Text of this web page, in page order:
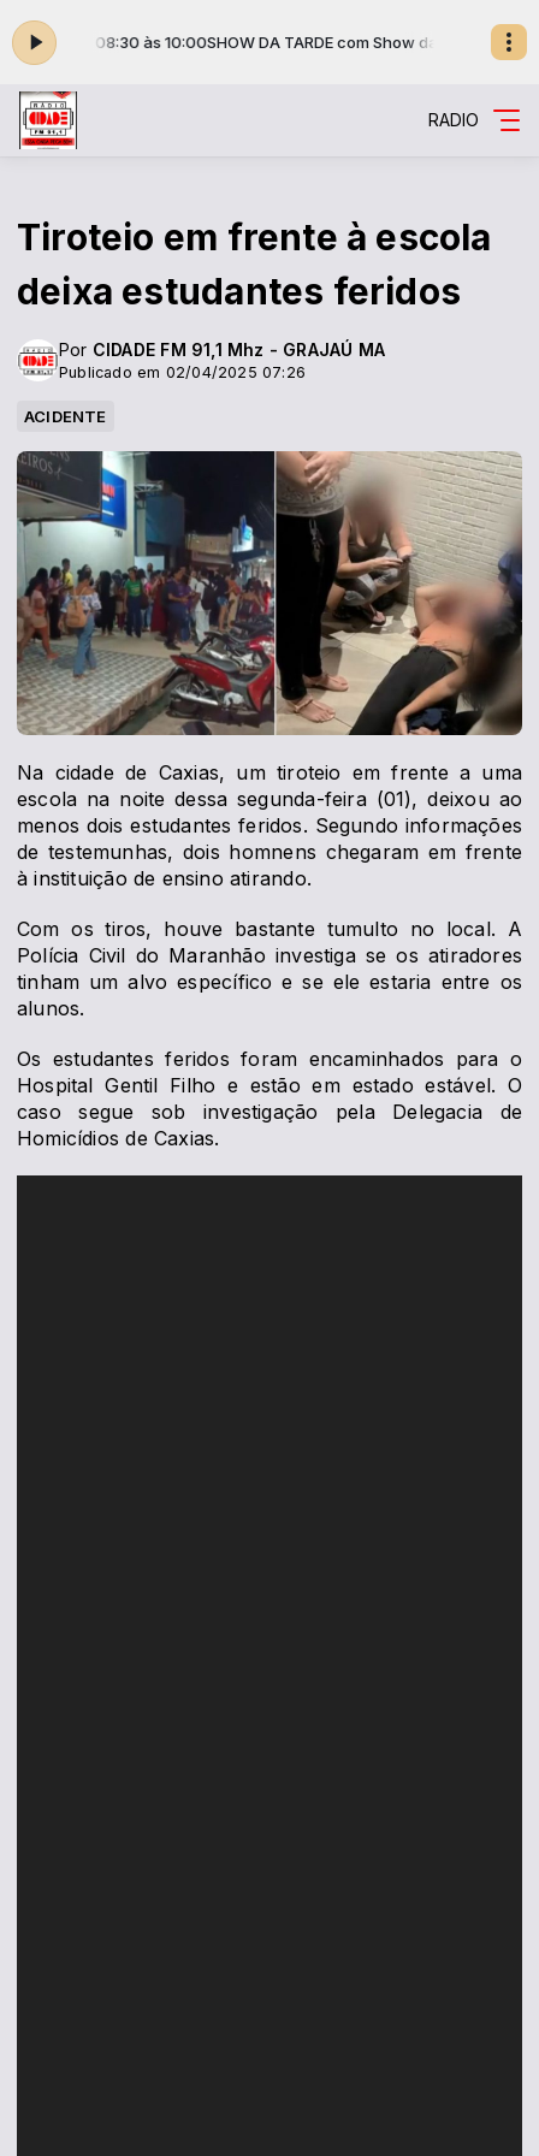
das 08:30 às 10:00SHOW DA TARDE com Show da Cidade das 08:30
RADIO
Tiroteio em frente à escola
deixa estudantes feridos
Por CIDADE FM 91,1 Mhz - GRAJAÚ MA
Publicado em 02/04/2025 07:26
ACIDENTE
Na cidade de Caxias, um tiroteio em frente a uma
escola na noite dessa segunda-feira (01), deixou ao
menos dois estudantes feridos. Segundo informações
de testemunhas, dois homnens chegaram em frente
à instituição de ensino atirando.
Com os tiros, houve bastante tumulto no local. A
Polícia Civil do Maranhão investiga se os atiradores
tinham um alvo específico e se ele estaria entre os
alunos.
Os estudantes feridos foram encaminhados para o
Hospital Gentil Filho e estão em estado estável. O
caso segue sob investigação pela Delegacia de
Homicídios de Caxias.